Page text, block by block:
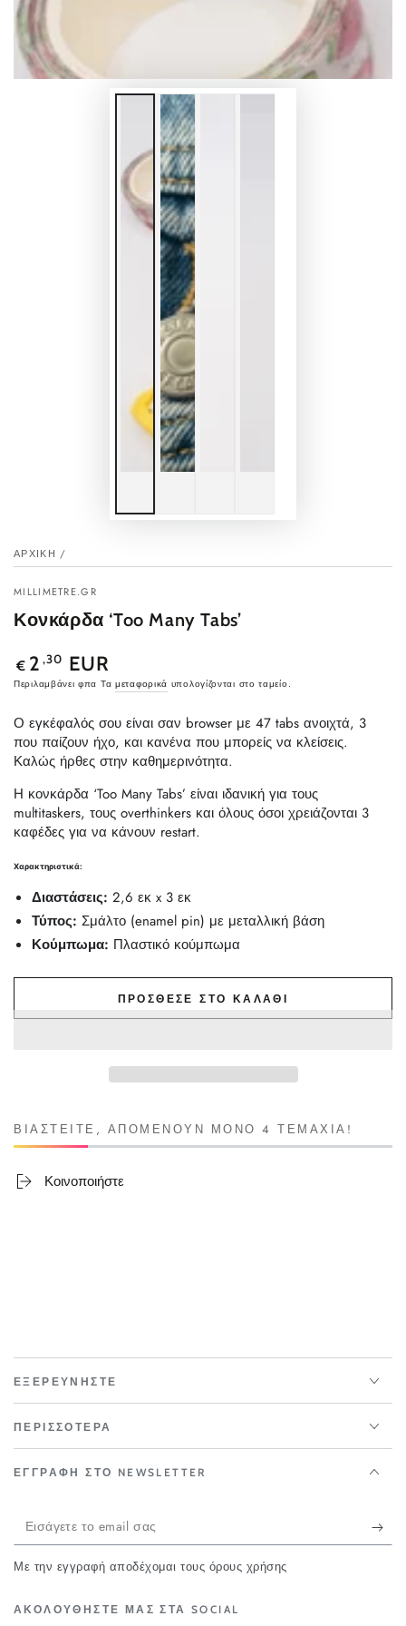
ΑΡΧΙΚΉ /
MILLIMETRE.GR
Κονκάρδα ‘Too Many Tabs’
Κανονική
τιμή
€ 2 ,30 EUR
Περιλαμβάνει φπα Τα μεταφορικά υπολογίζονται στο ταμείο.
Ο εγκέφαλός σου είναι σαν browser με 47 tabs ανοιχτά, 3
που παίζουν ήχο, και κανένα που μπορείς να κλείσεις.
Καλώς ήρθες στην καθημερινότητα.
Η κονκάρδα ‘Too Many Tabs’ είναι ιδανική για τους
multitaskers, τους overthinkers και όλους όσοι χρειάζονται 3
καφέδες για να κάνουν restart.
Χαρακτηριστικά:
Διαστάσεις: 2,6 εκ x 3 εκ
Τύπος: Σμάλτο (enamel pin) με μεταλλική βάση
Κούμπωμα: Πλαστικό κούμπωμα
ΠΡΌΣΘΕΣΕ ΣΤΟ ΚΑΛΆΘΙ
ΒΙΑΣΤΕΊΤΕ, ΑΠΟΜΈΝΟΥΝ ΜΌΝΟ 4 ΤΕΜΆΧΙΑ!
Κοινοποιήστε
ΕΞΕΡΕΥΝΗΣΤΕ
ΠΕΡΙΣΣΟΤΕΡΑ
ΕΓΓΡΑΦΗ ΣΤΟ NEWSLETTER
Εισάγετε
το
email
σας
Με την εγγραφή αποδέχομαι τους όρους χρήσης
ΑΚΟΛΟΥΘΗΣΤΕ ΜΑΣ ΣΤΑ SOCIAL